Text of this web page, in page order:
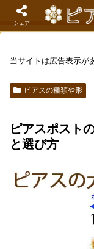
現役看
当サイトは広告表示が
ピアスの種類や形
ピアスポスト
と選び方
シェア